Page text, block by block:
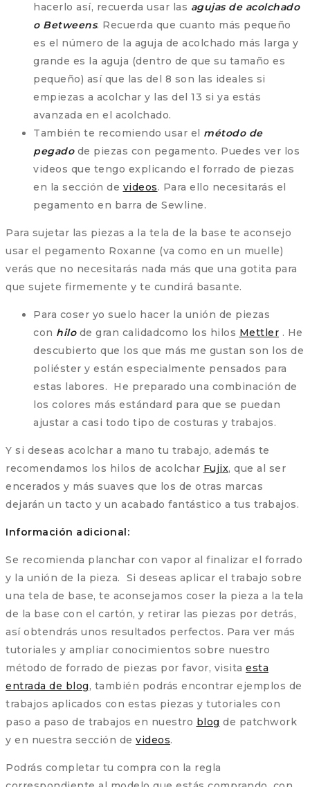
hacerlo así, recuerda usar las agujas de acolchado
o Betweens. Recuerda que cuanto más pequeño
es el número de la aguja de acolchado más larga y
grande es la aguja (dentro de que su tamaño es
pequeño) así que las del 8 son las ideales si
empiezas a acolchar y las del 13 si ya estás
avanzada en el acolchado.
También te recomiendo usar el método de
pegadode piezas con pegamento. Puedes ver los
videos que tengo explicando el forrado de piezas
en la sección de videos. Para ello necesitarás el
pegamento en barra de Sewline.
Para sujetar las piezas a la tela de la base te aconsejo
usar el pegamento Roxanne (va como en un muelle)
verás que no necesitarás nada más que una gotita para
que sujete firmemente y te cundirá basante.
Para coser yo suelo hacer la unión de piezas
con hilo de gran calidadcomo los hilos Mettler . He
descubierto que los que más me gustan son los de
poliéster y están especialmente pensados para
estas labores. He preparado una combinación de
los colores más estándard para que se puedan
ajustar a casi todo tipo de costuras y trabajos.
Y si deseas acolchar a mano tu trabajo, además te
recomendamos los hilos de acolchar Fujix, que al ser
encerados y más suaves que los de otras marcas
dejarán un tacto y un acabado fantástico a tus trabajos.
Información adicional:
Se recomienda planchar con vapor al finalizar el forrado
y la unión de la pieza. Si deseas aplicar el trabajo sobre
una tela de base, te aconsejamos coser la pieza a la tela
de la base con el cartón, y retirar las piezas por detrás,
así obtendrás unos resultados perfectos. Para ver más
tutoriales y ampliar conocimientos sobre nuestro
método de forrado de piezas por favor, visita esta
entrada de blog, también podrás encontrar ejemplos de
trabajos aplicados con estas piezas y tutoriales con
paso a paso de trabajos en nuestro blog de patchwork
y en nuestra sección de videos.
Podrás completar tu compra con la regla